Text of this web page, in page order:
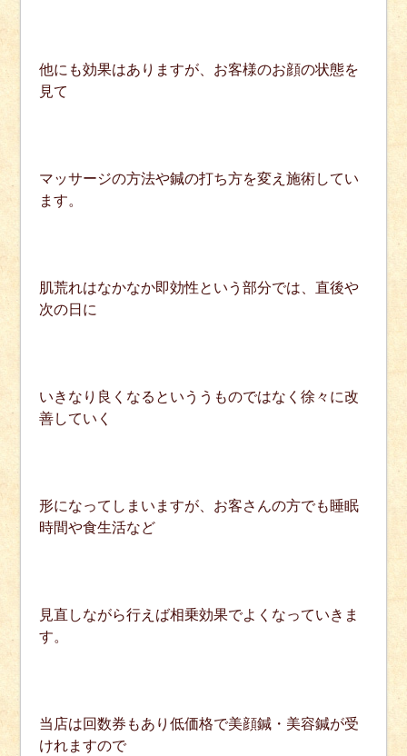
他にも効果はありますが、お客様のお顔の状態を
見て
マッサージの方法や鍼の打ち方を変え施術してい
ます。
肌荒れはなかなか即効性という部分では、直後や
次の日に
いきなり良くなるといううものではなく徐々に改
善していく
形になってしまいますが、お客さんの方でも睡眠
時間や食生活など
見直しながら行えば相乗効果でよくなっていきま
す。
当店は回数券もあり低価格で美顔鍼・美容鍼が受
けれますので